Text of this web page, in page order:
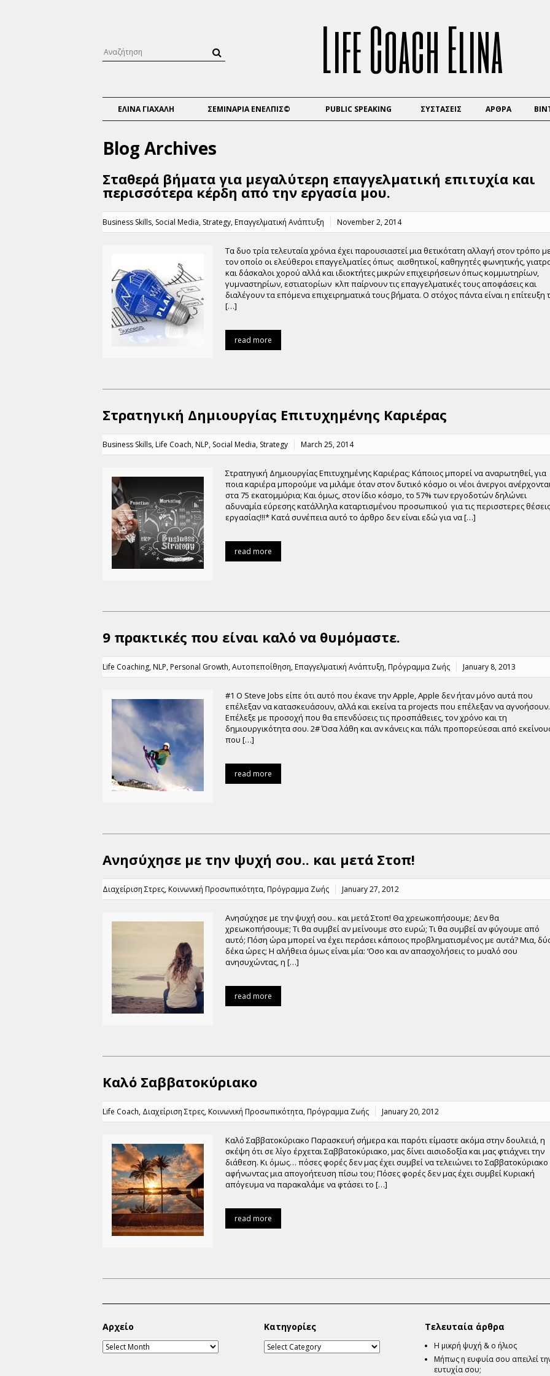
Life Coach Elina
ΕΛΙΝΑ ΓΙΑΧΑΛΗ ΣΕΜΙΝΑΡΙΑ ΕΝΕΛΠΙΣ© PUBLIC SPEAKING ΣΥΣΤΑΣΕΙΣ ΑΡΘΡΑ
Blog Archives
Σταθερά βήματα για μεγαλύτερη επαγγελματική επιτυχία και
περισσότερα κέρδη από την εργασία μου.
Business Skills, Social Media, Strategy,Επαγγελματική Ανάπτυξη November 2, 2014
Τα δυο τρία τελευταία χρόνια έχει παρουσιαστεί μια θετικότατη αλλαγή στον τρόπο
τον οποίο οι ελεύθεροι επαγγελματίες όπως αισθητικοί, καθηγητές φωνητικής,
και δάσκαλοι χορού αλλά και ιδιοκτήτες μικρών επιχειρήσεων όπως κομμωτηρίων,
γυμναστηρίων, εστιατορίων κλπ παίρνουν τις επαγγελματικές τους αποφάσεις και
διαλέγουν τα επόμενα επιχειρηματικά τους βήματα. Ο στόχος πάντα είναι η επίτευξη
[…]
read more
Στρατηγική Δημιουργίας Επιτυχημένης Καριέρας
Business Skills,Life Coach,NLP, Social Media, Strategy March 25, 2014
Στρατηγική Δημιουργίας Επιτυχημένης Καριέρας; Κάποιος μπορεί να αναρωτηθεί, για
ποια καριέρα μπορούμε να μιλάμε όταν στον δυτικό κόσμο οι νέοι άνεργοι
στα 75 εκατομμύρια; Και όμως, στον ίδιο κόσμο, το 57% των εργοδοτών δηλώνει
αδυναμία εύρεσης κατάλληλα καταρτισμένου προσωπικού για τις περισστερες θέσεις
εργασίας!!!* Κατά συνέπεια αυτό το άρθρο δεν είναι εδώ για να […]
read more
9 πρακτικές που είναι καλό να θυμόμαστε.
Life Coaching,NLP,Personal Growth,Αυτοπεποίθηση,Επαγγελματική Ανάπτυξη,Πρόγραμμα Ζωής January 8, 2013
#1 Ο Steve Jobs είπε ότι αυτό που έκανε την Apple, Apple δεν ήταν μόνο αυτά που
επέλεξαν να κατασκευάσουν, αλλά και εκείνα τα projects που επέλεξαν να αγνοήσουν.
Επέλεξε με προσοχή που θα επενδύσεις τις προσπάθειες, τον χρόνο και τη
δημιουργικότητα σου. 2# Όσα λάθη και αν κάνεις και πάλι προπορεύεσαι από
που […]
read more
Ανησύχησε με την ψυχή σου.. και μετά Στοπ!
Διαχείριση Στρες,Κοινωνική Προσωπικότητα,Πρόγραμμα Ζωής January 27, 2012
Ανησύχησε με την ψυχή σου.. και μετά Στοπ! Θα χρεωκοπήσουμε; Δεν θα
χρεωκοπήσουμε; Τι θα συμβεί αν μείνουμε στο ευρώ; Τι θα συμβεί αν φύγουμε από
αυτό; Πόση ώρα μπορεί να έχει περάσει κάποιος προβληματισμένος με αυτά? Μια,
δέκα ώρες; Η αλήθεια όμως είναι μία: ‘Οσο και αν απασχολήσεις το μυαλό σου
ανησυχώντας, η […]
read more
Καλό Σαββατοκύριακο
Life Coach, Διαχείριση Στρες,Κοινωνική Προσωπικότητα,Πρόγραμμα Ζωής January 20, 2012
Καλό Σαββατοκύριακο Παρασκευή σήμερα και παρότι είμαστε ακόμα στην δουλειά, η
σκέψη ότι σε λίγο έρχεται Σαββατοκύριακο, μας δίνει αισιοδοξία και μας φτιάχνει την
διάθεση. Κι όμως… πόσες φορές δεν μας έχει συμβεί να τελειώνει το Σαββατοκύριακο
αφήνωντας μια απογοήτευση πίσω του; Πόσες φορές δεν μας έχει συμβεί Κυριακή
απόγευμα να παρακαλάμε να φτάσει το […]
read more
Αρχείο Κατηγορίες Τελευταία άρθρα
Η μικρή ψυχή & ο ήλιος
Μήπως η ευφυία σου απειλεί
ευτυχία σου;